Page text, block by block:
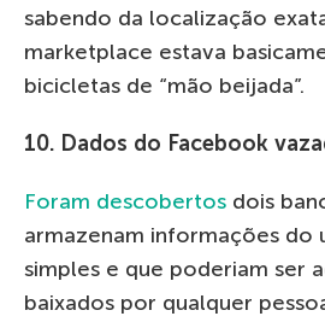
sabendo da localização
marketplace estava
bicicletas de “mão beijada”.
10. Dados do Facebook
Foram descobertos dois
armazenam informações do
simples e que poderiam ser
baixados por qualquer